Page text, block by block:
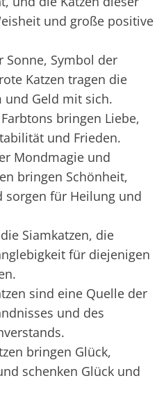
und große positive
Sonne, Symbol der
Katzen tragen die
und Geld mit sich.
bringen Liebe,
und Frieden.
Mondmagie und
bringen Schönheit,
sorgen für Heilung und
Siamkatzen, die
für diejenigen
sind eine Quelle der
und des
bringen Glück,
schenken Glück und